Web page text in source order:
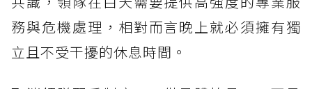
務與危機處理，相對而言晚上就必須擁有獨
立且不受干擾的休息時間。